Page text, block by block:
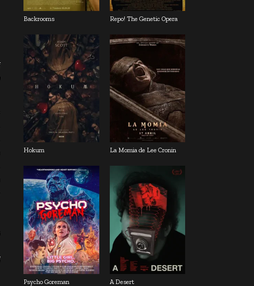
Backrooms Repo! The Genetic Opera
Hokum La Momia de Lee Cronin
Psycho Goreman A Desert